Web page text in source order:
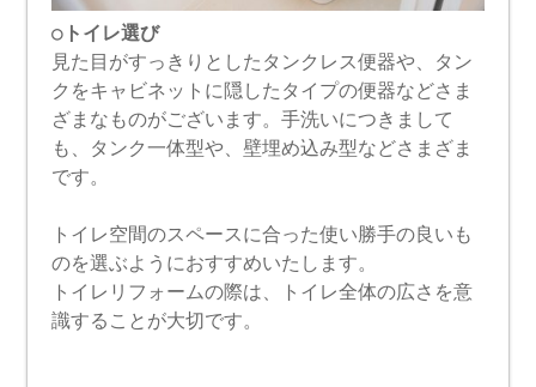
○トイレ選び
見た目がすっきりとしたタンクレス便器や、タン
クをキャビネットに隠したタイプの便器などさま
ざまなものがございます。手洗いにつきまして
も、タンク一体型や、壁埋め込み型などさまざま
です。
トイレ空間のスペースに合った使い勝手の良いも
のを選ぶようにおすすめいたします。
トイレリフォームの際は、トイレ全体の広さを意
識することが大切です。